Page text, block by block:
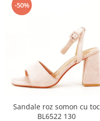
-50%
Sandale roz somon cu toc
BL6522 130